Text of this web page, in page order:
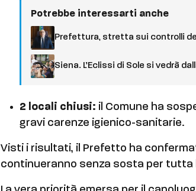
Potrebbe interessarti anche
Prefettura, stretta sui controlli
Siena. L’Eclissi di Sole si vedrà
2 locali chiusi: il Comune ha
gravi carenze igienico-sanitarie.
Visti i risultati, il Prefetto ha
continueranno senza sosta per tutta